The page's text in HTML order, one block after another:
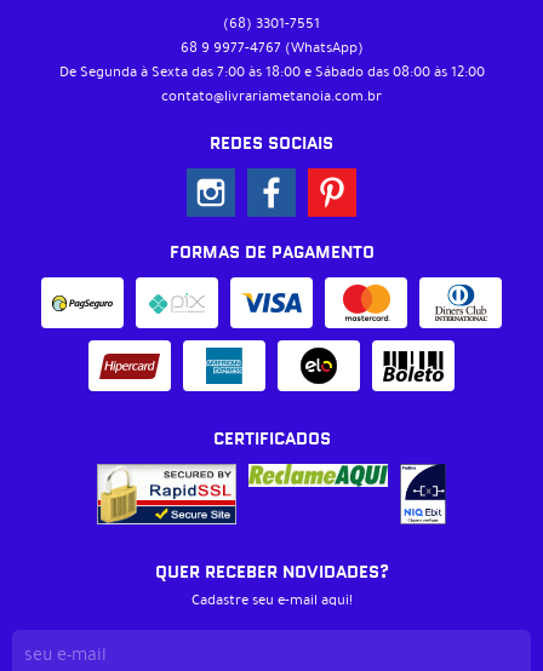
(68) 3301-7551
68 9 9977-4767 (WhatsApp)
De Segunda à Sexta das 7:00 às 18:00 e Sábado das 08:00 às 12:00
contato@livrariametanoia.com.br
REDES SOCIAIS
FORMAS DE PAGAMENTO
CERTIFICADOS
QUER RECEBER NOVIDADES?
Cadastre seu e-mail aqui!